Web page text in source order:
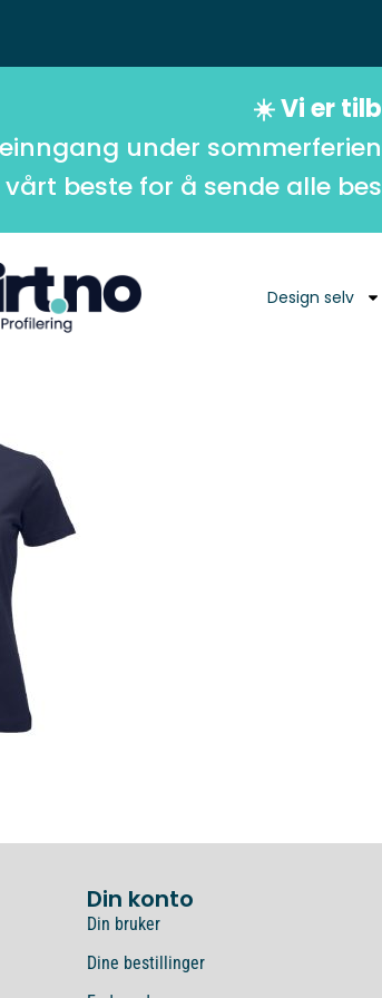
☀️ Vi er
under
vårt beste for å sende alle
Design selv
Din konto
Din bruker
Dine bestillinger